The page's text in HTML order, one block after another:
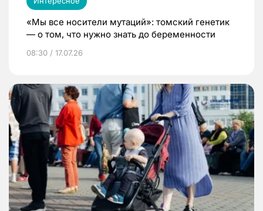
«Мы все носители мутаций»: томский генетик
— о том, что нужно знать до беременности
08:30 / 17.07.26